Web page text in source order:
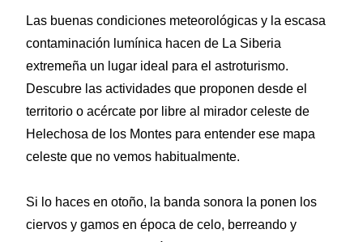
Las buenas condiciones meteorológicas y la escasa
contaminación lumínica hacen de La Siberia
extremeña un lugar ideal para el astroturismo.
Descubre las actividades que proponen desde el
territorio o acércate por libre al mirador celeste de
Helechosa de los Montes para entender ese mapa
celeste que no vemos habitualmente.
Si lo haces en otoño, la banda sonora la ponen los
ciervos y gamos en época de celo, berreando y